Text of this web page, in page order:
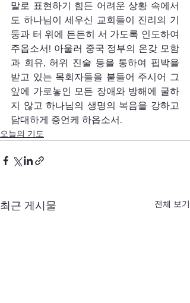
말로 표현하기 힘든 어려운 상황 속에서
도 하나님이 세우신 교회들이 진리의 기
둥과 터 위에 든든히 서 가도록 인도하여
주옵소서! 아울러 중국 정부의 온갖 모함
과 회유, 허위 진술 등을 통하여 핍박을
받고 있는 목회자들을 붙들어 주시어 그
앞에 가로놓인 모든 장애와 방해에 굴하
지 않고 하나님의 생명의 복음을 강하고
담대하게 증언케 하옵소서.
오늘의 기도
최근 게시물 전체 보기